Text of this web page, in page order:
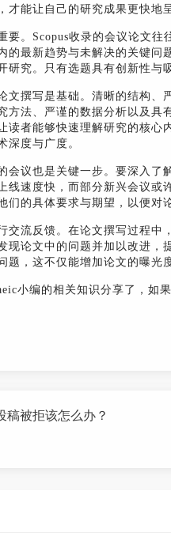
才能让自己的研究成果更快地
要。Scopus收录的会议论文往
的最新趋势与未解决的关键问
研究。只有选题具有创新性与
文撰写是基础。清晰的结构、
方法、严谨的数据分析以及具
读者能够快速理解研究的核心
深度与广度。
会议也是关键一步。要深入了
线速度快，而部分新兴会议或
们的具体要求与期望，以便对
交流反馈。在论文撰写过程中
现论文中的问题并加以改进，
题，这不仅能增加论文的曝光
小编的相关知识分享了，如
稿被拒该怎么办？